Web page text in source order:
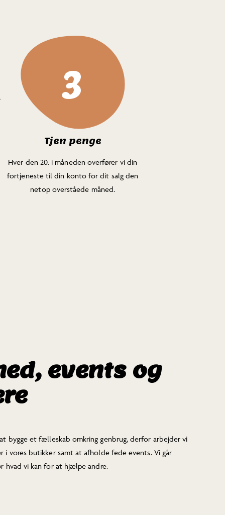
3
Tjen penge
Hver den 20. i måneden overfører vi din
fortjeneste til din konto for dit salg den
netop overståede måned.
events og
bygge et fælleskab omkring genbrug, derfor arbejder vi
i vores butikker samt at afholde fede events. Vi går
hvad vi kan for at hjælpe andre.